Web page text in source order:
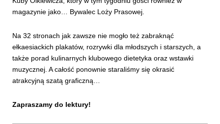
magazynie jako… Bywalec Loży Prasowej.
Na 32 stronach jak zawsze nie mogło też zabraknąć
ełkaesiackich plakatów, rozrywki dla młodszych i starszych, a
także porad kulinarnych klubowego dietetyka oraz wstawki
muzycznej. A całość ponownie staraliśmy się okrasić
atrakcyjną szatą graficzną…
Zapraszamy do lektury!